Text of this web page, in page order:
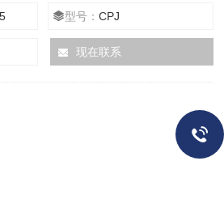
型号：CPJ
现在联系